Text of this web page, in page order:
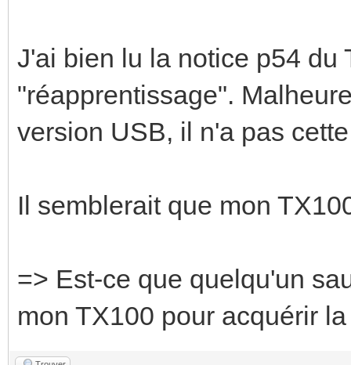
J'ai bien lu la notice p54 du
"réapprentissage".
version USB, il n'a pas
Il semblerait que mon
=> Est-ce que quelqu'un
mon TX100 pour acquérir